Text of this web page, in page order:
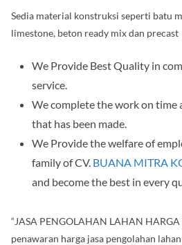
Sedia material konstruksi seperti batu
limestone, beton ready mix dan precast
We Provide Best Quality in
service.
We complete the work on
that has been made.
We Provide the welfare of
family of CV. BUANA MITRA
and become the best in every
“JASA PENGOLAHAN LAHAN HARGA
penawaran harga jasa pengolahan